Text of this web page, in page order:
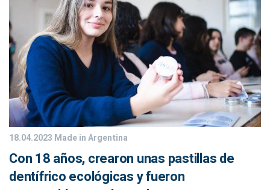
18.04.2023 Made in Argentina
Con 18 años, crearon unas pastillas de
dentífrico ecológicas y fueron